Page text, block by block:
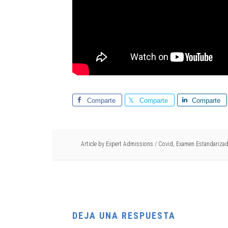
Comparte Comparte Comparte
Article by Expert Admissions / Covid, Examen
DEJA UNA RESPUESTA